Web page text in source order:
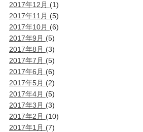
2017年12月 (1)
2017年11月 (5)
2017年10月 (6)
2017年9月 (5)
2017年8月 (3)
2017年7月 (5)
2017年6月 (6)
2017年5月 (2)
2017年4月 (5)
2017年3月 (3)
2017年2月 (10)
2017年1月 (7)